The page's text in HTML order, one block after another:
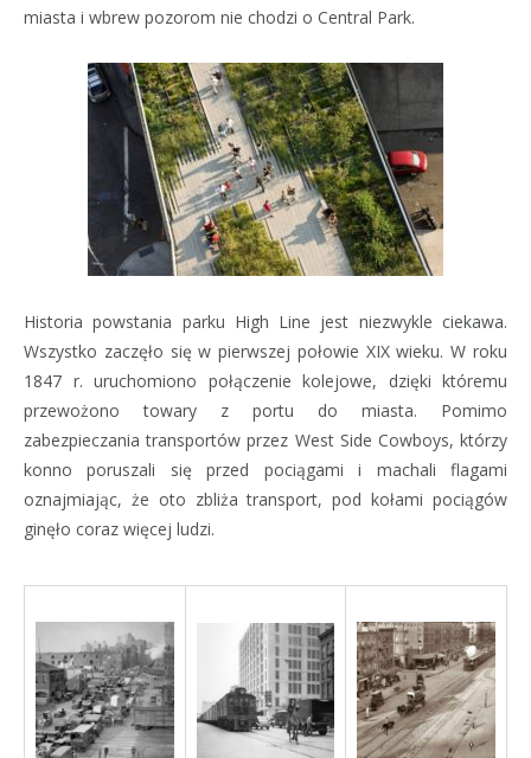
miasta i wbrew pozorom nie chodzi o Central Park.
Historia powstania parku High Line jest niezwykle ciekawa.
Wszystko zaczęło się w pierwszej połowie XIX wieku. W roku
1847 r. uruchomiono połączenie kolejowe, dzięki któremu
przewożono towary z portu do miasta. Pomimo
zabezpieczania transportów przez West Side Cowboys, którzy
konno poruszali się przed pociągami i machali flagami
oznajmiając, że oto zbliża transport, pod kołami pociągów
ginęło coraz więcej ludzi.